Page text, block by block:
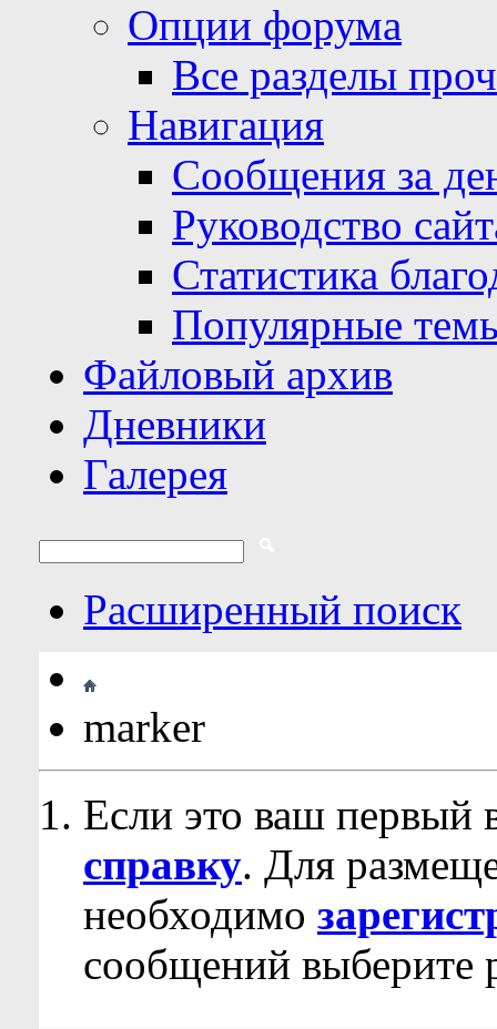
Опции форума
Все разделы
Навигация
Сообщения за
Руководство
Статистика
Популярные
Файловый архив
Дневники
Галерея
Расширенный поиск
marker
Если это ваш первый
справку. Для
необходимо
сообщений выберите